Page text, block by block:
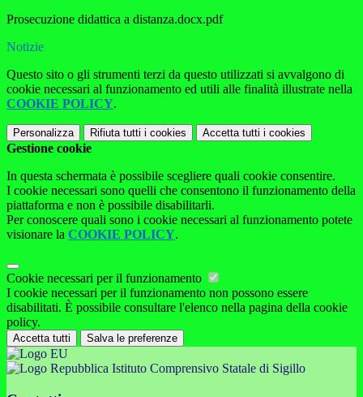
Prosecuzione didattica a distanza.docx.pdf
Notizie
Questo sito o gli strumenti terzi da questo utilizzati si avvalgono di
cookie necessari al funzionamento ed utili alle finalità illustrate nella
COOKIE POLICY.
Personalizza Rifiuta tutti i cookies Accetta tutti i cookies
Gestione cookie
In questa schermata è possibile scegliere quali cookie consentire.
I cookie necessari sono quelli che consentono il funzionamento della
piattaforma e non è possibile disabilitarli.
Per conoscere quali sono i cookie necessari al funzionamento potete
visionare la COOKIE POLICY.
Cookie necessari per il funzionamento
I cookie necessari per il funzionamento non possono essere
disabilitati. È possibile consultare l'elenco nella pagina della cookie
policy.
Accetta tutti Salva le preferenze
Istituto Comprensivo Statale di Sigillo